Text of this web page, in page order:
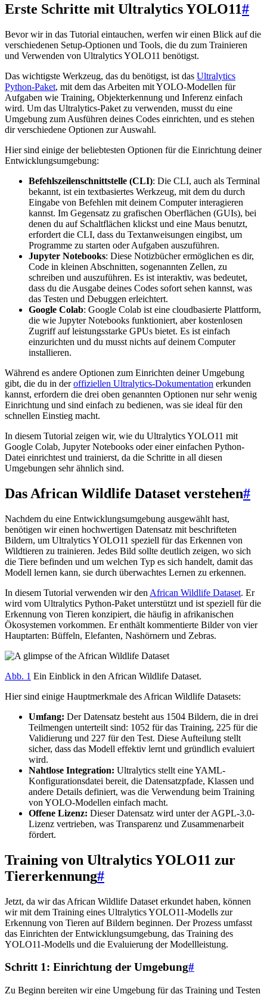
Erste Schritte mit Ultralytics YOLO11#
Bevor wir in das Tutorial eintauchen, werfen wir einen Blick auf die
verschiedenen Setup-Optionen und Tools, die du zum Trainieren
und Verwenden von Ultralytics YOLO11 benötigst.
Das wichtigste Werkzeug, das du benötigst, ist das Ultralytics
Python-Paket, mit dem das Arbeiten mit YOLO-Modellen für
Aufgaben wie Training, Objekterkennung und Inferenz einfach
wird. Um das Ultralytics-Paket zu verwenden, musst du eine
Umgebung zum Ausführen deines Codes einrichten, und es stehen
dir verschiedene Optionen zur Auswahl.
Hier sind einige der beliebtesten Optionen für die Einrichtung deiner
Entwicklungsumgebung:
Befehlszeilenschnittstelle (CLI): Die CLI, auch als Terminal
bekannt, ist ein textbasiertes Werkzeug, mit dem du durch
Eingabe von Befehlen mit deinem Computer interagieren
kannst. Im Gegensatz zu grafischen Oberflächen (GUIs), bei
denen du auf Schaltflächen klickst und eine Maus benutzt,
erfordert die CLI, dass du Textanweisungen eingibst, um
Programme zu starten oder Aufgaben auszuführen.
Jupyter Notebooks: Diese Notizbücher ermöglichen es dir,
Code in kleinen Abschnitten, sogenannten Zellen, zu
schreiben und auszuführen. Es ist interaktiv, was bedeutet,
dass du die Ausgabe deines Codes sofort sehen kannst, was
das Testen und Debuggen erleichtert.
Google Colab: Google Colab ist eine cloudbasierte Plattform,
die wie Jupyter Notebooks funktioniert, aber kostenlosen
Zugriff auf leistungsstarke GPUs bietet. Es ist einfach
einzurichten und du musst nichts auf deinem Computer
installieren.
Während es andere Optionen zum Einrichten deiner Umgebung
gibt, die du in deroffiziellen Ultralytics-Dokumentation erkunden
kannst, erfordern die drei oben genannten Optionen nur sehr wenig
Einrichtung und sind einfach zu bedienen, was sie ideal für den
schnellen Einstieg macht.
In diesem Tutorial zeigen wir, wie du Ultralytics YOLO11 mit
Google Colab, Jupyter Notebooks oder einer einfachen Python-
Datei einrichtest und trainierst, da die Schritte in all diesen
Umgebungen sehr ähnlich sind.
Das African Wildlife Dataset verstehen#
Nachdem du eine Entwicklungsumgebung ausgewählt hast,
benötigen wir einen hochwertigen Datensatz mit beschrifteten
Bildern, um Ultralytics YOLO11 speziell für das Erkennen von
Wildtieren zu trainieren. Jedes Bild sollte deutlich zeigen, wo sich
die Tiere befinden und um welchen Typ es sich handelt, damit das
Modell lernen kann, sie durch überwachtes Lernen zu erkennen.
In diesem Tutorial verwenden wir den African Wildlife Dataset. Er
wird vom Ultralytics Python-Paket unterstützt und ist speziell für die
Erkennung von Tieren konzipiert, die häufig in afrikanischen
Ökosystemen vorkommen. Er enthält kommentierte Bilder von vier
Hauptarten: Büffeln, Elefanten, Nashörnern und Zebras.
Abb. 1 Ein Einblick in den African Wildlife Dataset.
Hier sind einige Hauptmerkmale des African Wildlife Datasets:
Umfang: Der Datensatz besteht aus 1504 Bildern, die in drei
Teilmengen unterteilt sind: 1052 für das Training, 225 für die
Validierung und 227 für den Test. Diese Aufteilung stellt
sicher, dass das Modell effektiv lernt und gründlich evaluiert
wird.
Nahtlose Integration: Ultralytics stellt eine YAML-
Konfigurationsdatei bereit, die Datensatzpfade, Klassen und
andere Details definiert, was die Verwendung beim Training
von YOLO-Modellen einfach macht.
Offene Lizenz: Dieser Datensatz wird unter der AGPL-3.0-
Lizenz vertrieben, was Transparenz und Zusammenarbeit
fördert.
Training von Ultralytics YOLO11 zur
Tiererkennung#
Jetzt, da wir das African Wildlife Dataset erkundet haben, können
wir mit dem Training eines Ultralytics YOLO11-Modells zur
Erkennung von Tieren auf Bildern beginnen. Der Prozess umfasst
das Einrichten der Entwicklungsumgebung, das Training des
YOLO11-Modells und die Evaluierung der Modellleistung.
Schritt 1: Einrichtung der Umgebung#
Zu Beginn bereiten wir eine Umgebung für das Training und Testen